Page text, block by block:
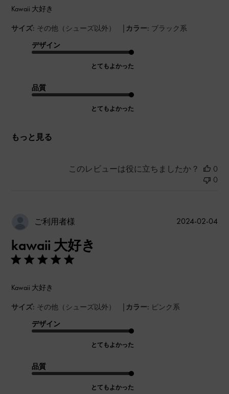
Kawaii 大好き
サイズ: その他（シューズ以外） | カラー: ブラック系
デザイン
とてもよかった
品質
とてもよかった
もっと見る
このレビューは役に立ちましたか？
0
0
ご利用者様
kawaii 大好き
Kawaii 大好き
サイズ: その他（シューズ以外） | カラー: ピンク系
デザイン
とてもよかった
品質
とてもよかった
公
2024-02-04